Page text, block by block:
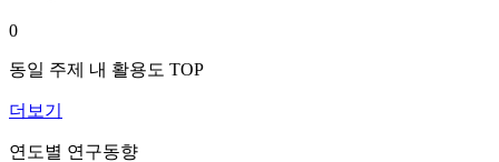
0
동일 주제 내 활용도 TOP
더보기
연도별 연구동향